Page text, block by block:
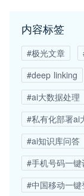
内容标签
#极光文章
#deep linking
#ai大数据处理
#私有化部署ai
#ai知识库问答
#手机号码一键
#中国移动一